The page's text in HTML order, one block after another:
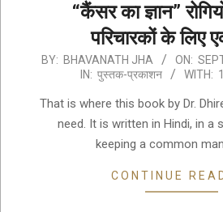
“कैंसर का ज्ञान”
परिचारकों के लिए
2019-
09
BY: BHAVANATH JHA ON:
IN: पुस्तक-प्रकाशन WITH:
That is where this book by Dr.
need. It is written in Hindi, in a
keeping a common
CONTINUE